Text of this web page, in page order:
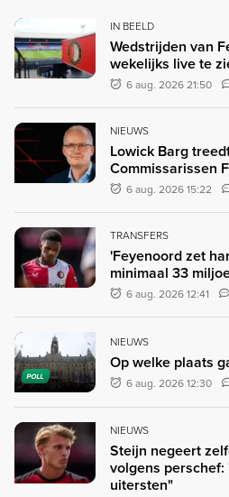
IN BEELD
Wedstrijden van
wekelijks live te
6 aug. 2026 21:50
NIEUWS
Lowick Barg
Commissarissen
6 aug. 2026 15:22
TRANSFERS
'Feyenoord zet
minimaal 33
6 aug. 2026 12:41
POLL
NIEUWS
Op welke plaats
6 aug. 2026 12:30
NIEUWS
Steijn negeert
volgens
uitersten"